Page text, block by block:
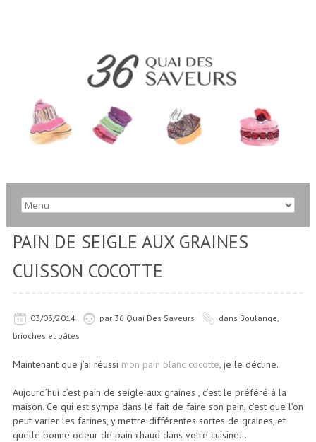
PAIN DE SEIGLE AUX GRAINES
CUISSON COCOTTE
03/03/2014 par 36 Quai Des Saveurs dans Boulange,
brioches et pâtes
Maintenant que j’ai réussi mon pain blanc cocotte, je le décline.
Aujourd’hui c’est pain de seigle aux graines , c’est le préféré à la
maison. Ce qui est sympa dans le fait de faire son pain, c’est que l’on
peut varier les farines, y mettre différentes sortes de graines, et
quelle bonne odeur de pain chaud dans votre cuisine…